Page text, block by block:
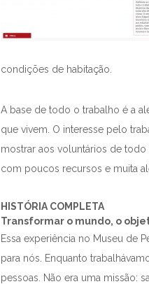
condições de habitação.
A base de todo o trabalho é a
que vivem. O interesse pelo
mostrar aos voluntários de
com poucos recursos e muita
HISTÓRIA COMPLETA
Transformar o mundo, o
Essa experiência no Museu de
para nós. Enquanto
pessoas. Não era uma missão: